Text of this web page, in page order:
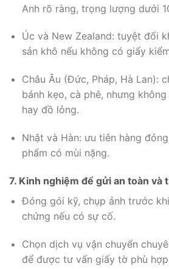
Anh rõ ràng, trọng lượng dưới
Úc và New Zealand: tuyệt đối
sản khô nếu không có giấy
Châu Âu (Đức, Pháp, Hà Lan):
bánh kẹo, cà phê, nhưng
hay đồ lỏng.
Nhật và Hàn: ưu tiên hàng
phẩm có mùi nặng.
7. Kinh nghiệm để gửi an toàn và
Đóng gói kỹ, chụp ảnh trước
chứng nếu có sự cố.
Chọn dịch vụ vận chuyển
để được tư vấn giấy tờ phù